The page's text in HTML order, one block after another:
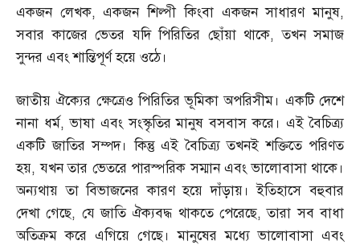
একজন লেখক,একজন শিল্পী কিংবা একজন সাধারণ মানুষ,
সবার কাজের ভেতর যদি পিরিতির ছোঁয়া থাকে,তখন সমাজ
সুন্দর এবং শান্তিপূর্ণ হয়ে ওঠে।
জাতীয় ঐক্যের ক্ষেত্রেও পিরিতির ভূমিকা অপরিসীম। একটি দেশে
নানা ধর্ম,ভাষা এবং সংস্কৃতির মানুষ বসবাস করে। এই বৈচিত্র্য
একটি জাতির সম্পদ। কিন্তু এই বৈচিত্র্য তখনই শক্তিতে পরিণত
হয়,যখন তার ভেতরে পারস্পরিক সম্মান এবং ভালোবাসা থাকে।
অন্যথায় তা বিভাজনের কারণ হয়ে দাঁড়ায়। ইতিহাসে বহুবার
দেখা গেছে, যে জাতি ঐক্যবদ্ধ থাকতে পেরেছে,তারা সব বাধা
অতিক্রম করে এগিয়ে গেছে। মানুষের মধ্যে ভালোবাসা এবং